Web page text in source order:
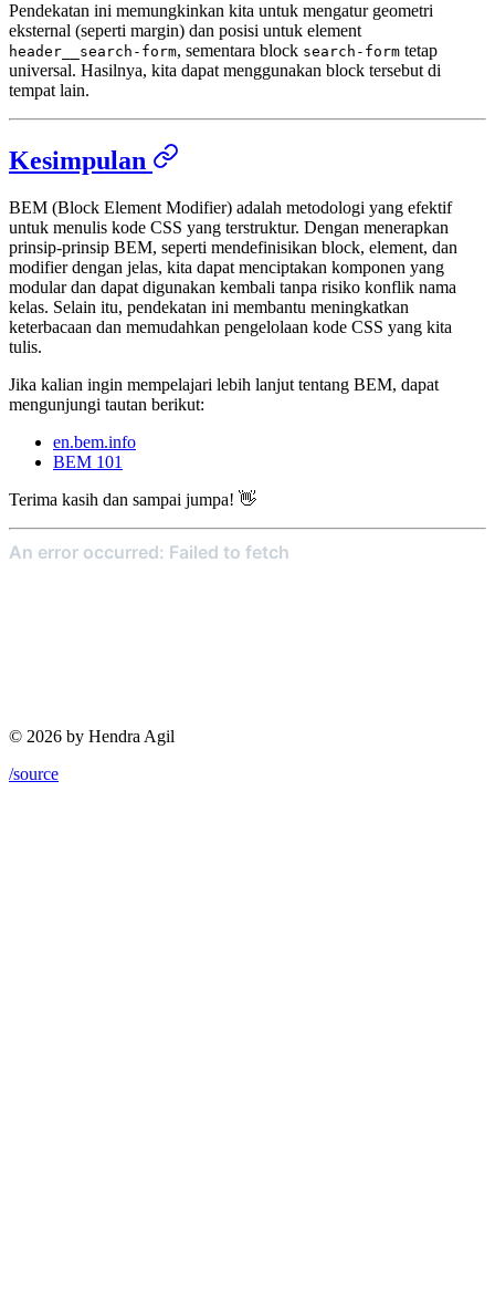
Pendekatan ini memungkinkan kita untuk mengatur geometri
eksternal (seperti margin) dan posisi untuk element
header__search-form, sementara block search-form tetap
universal. Hasilnya, kita dapat menggunakan block tersebut di
tempat lain.
Kesimpulan
BEM (Block Element Modifier) adalah metodologi yang efektif
untuk menulis kode CSS yang terstruktur. Dengan menerapkan
prinsip-prinsip BEM, seperti mendefinisikan block, element, dan
modifier dengan jelas, kita dapat menciptakan komponen yang
modular dan dapat digunakan kembali tanpa risiko konflik nama
kelas. Selain itu, pendekatan ini membantu meningkatkan
keterbacaan dan memudahkan pengelolaan kode CSS yang kita
tulis.
Jika kalian ingin mempelajari lebih lanjut tentang BEM, dapat
mengunjungi tautan berikut:
en.bem.info
BEM 101
Terima kasih dan sampai jumpa! 👋
© 2026 by Hendra Agil
/source